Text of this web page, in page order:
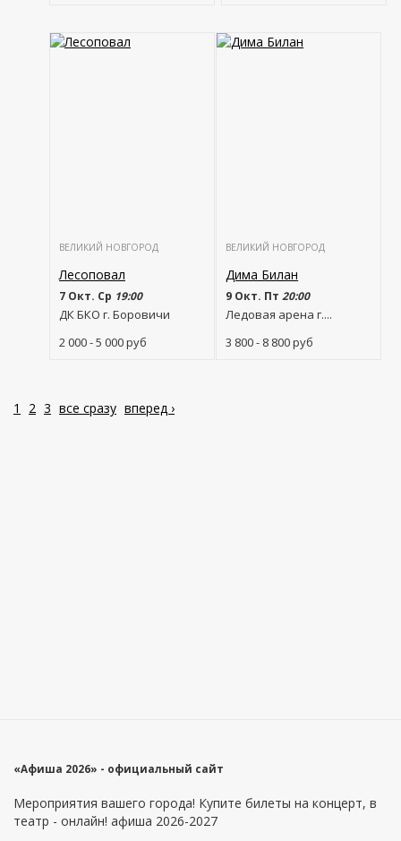
ВЕЛИКИЙ НОВГОРОД
Лесоповал
7 Окт. Ср 19:00
ДК БКО г. Боровичи
2 000 - 5 000руб
ВЕЛИКИЙ НОВГОРОД
Дима Билан
9 Окт. Пт20:00
Ледовая арена г....
3 800 - 8 800руб
1 2 3 все сразу вперед ›
«Афиша 2026» - официальный сайт
Мероприятия вашего города! Купите билеты на концерт, в
театр - онлайн! афиша 2026-2027